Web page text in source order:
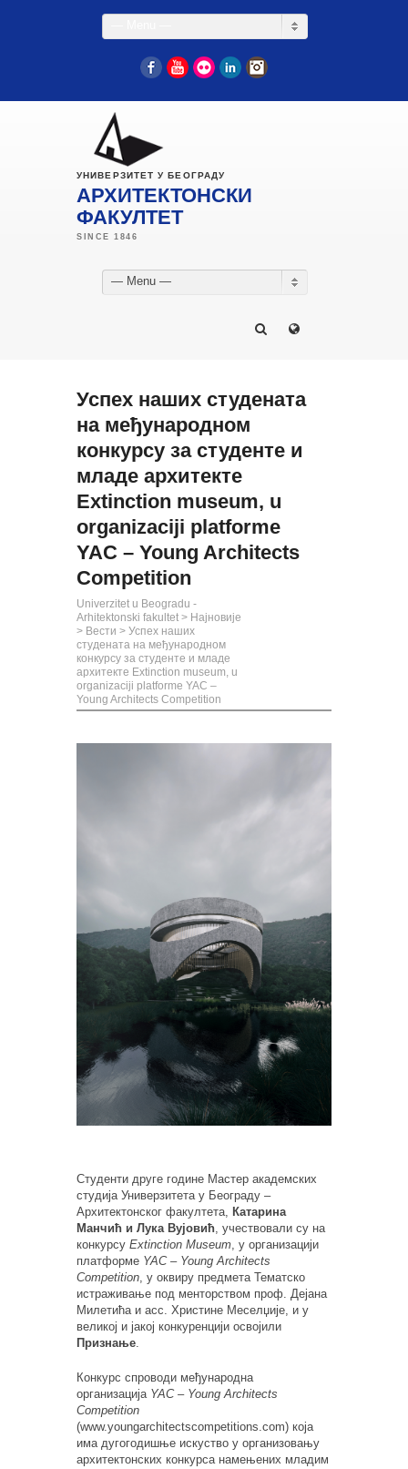
FacebookYouTube
Flickr LinkedIn
УНИВЕРЗИТЕТ У БЕОГРАДУ
АРХИТЕКТОНСКИ
ФАКУЛТЕТ
— Menu —
Успех наших студената
на међународном
конкурсу за студенте и
младе архитекте
Extinction museum, u
organizaciji platforme
YAC – Young Architects
Competition
Univerzitet u Beogradu -
Arhitektonski fakultet > Најновије
> Вести > Успех наших
студената на међународном
конкурсу за студенте и младе
архитекте Extinction museum, u
organizaciji platforme YAC –
Young Architects Competition
Студенти друге године Мастер академских
студија Универзитета у Београду –
Архитектонског факултета, Катарина
Манчић и Лука Вујовић, учествовали су на
конкурсу Extinction Museum, у организацији
платформе YAC – Young Architects
Competition, у оквиру предмета Тематско
истраживање под менторством проф. Дејана
Милетића и асс. Христине Меселџије, и у
великој и јакој конкуренцији освојили
Признање.
Конкурс спроводи међународна
организација YAC – Young Architects
Competition
(www.youngarchitectscompetitions.com) која
има дугогодишње искуство у организовању
архитектонских конкурса намењених младим